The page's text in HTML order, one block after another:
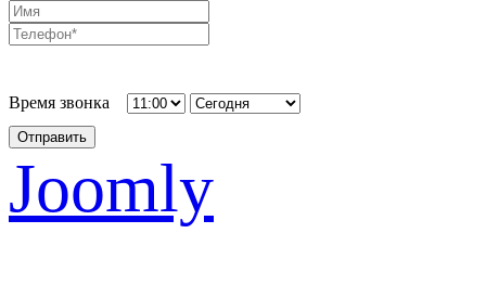
Время звонка
Отправить
Joomly